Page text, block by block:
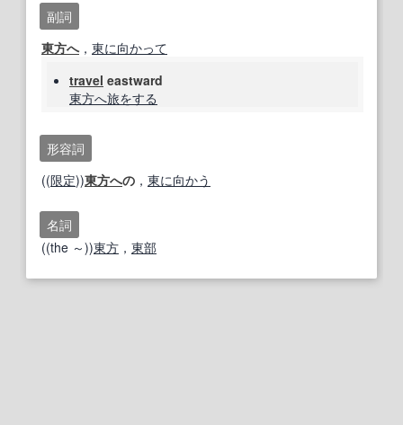
副詞
東方へ ， 東に向かって
travel eastward
東方へ旅をする
形容詞
((限定))東方への ， 東に向かう
名詞
((the ～))東方 ， 東部